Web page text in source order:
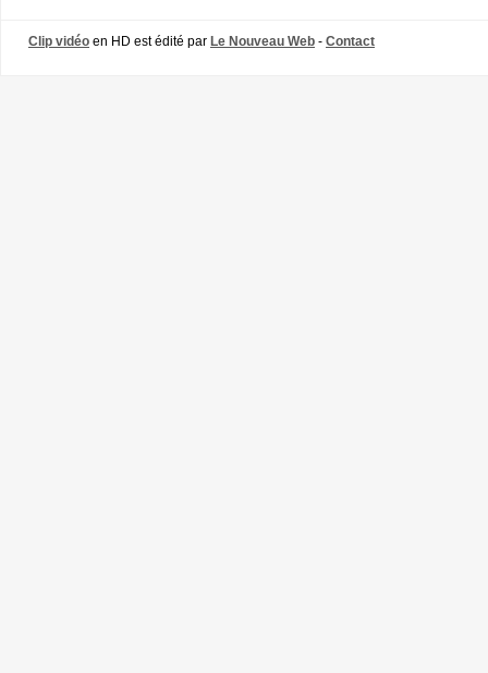
Clip vidéo en HD est édité par Le Nouveau Web - Contact